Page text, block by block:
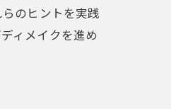
のヒントを実践
ィメイクを進め